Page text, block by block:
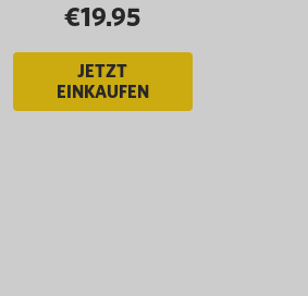
€19.95
JETZT
EINKAUFEN